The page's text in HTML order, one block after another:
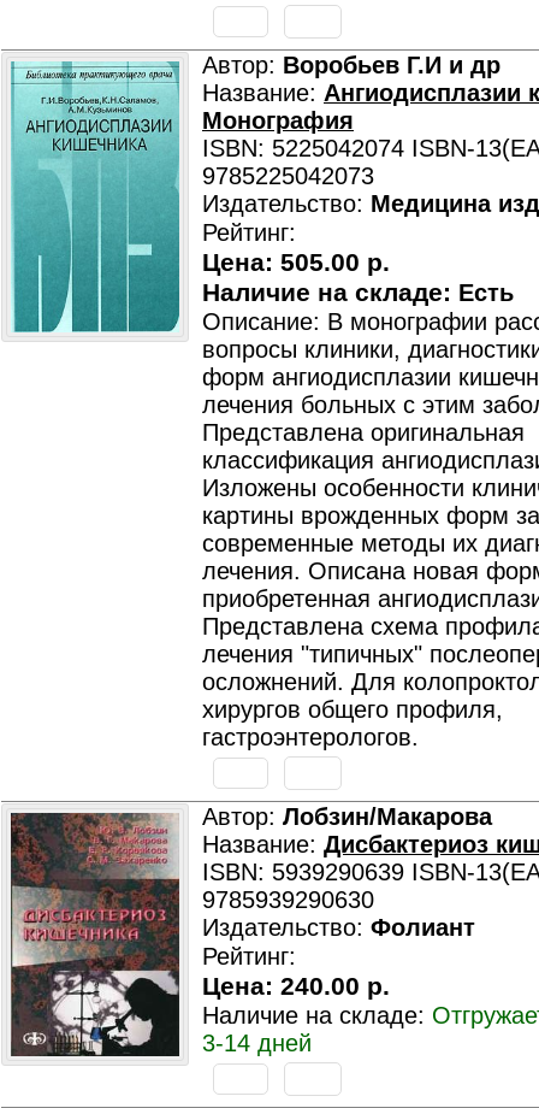
Автор: Воробьев Г.И и др
Название: Ангиодисплазии
Монография
ISBN: 5225042074 ISBN-
9785225042073
Издательство: Медицина
Рейтинг:
Цена: 505.00 р.
Наличие на складе: Есть
Описание: В монографии
вопросы клиники,
форм ангиодисплазии
лечения больных с этим
Представлена оригинальная
классификация
Изложены особенности
картины врожденных форм
современные методы их
лечения. Описана новая
приобретенная
Представлена схема
лечения "типичных"
осложнений. Для
хирургов общего профиля,
гастроэнтерологов.
Автор: Лобзин/Макарова
Название: Дисбактериоз
ISBN: 5939290639 ISBN-
9785939290630
Издательство: Фолиант
Рейтинг:
Цена: 240.00 р.
Наличие на складе:
3-14 дней